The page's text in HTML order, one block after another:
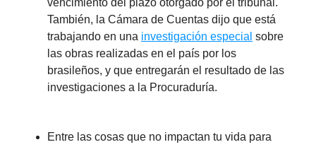
vencimiento del plazo otorgado por el tribunal.
También, la Cámara de Cuentas dijo que está
trabajando en una investigación especial sobre
las obras realizadas en el país por los
brasileños, y que entregarán el resultado de las
investigaciones a la Procuraduría.
Entre las cosas que no impactan tu vida para